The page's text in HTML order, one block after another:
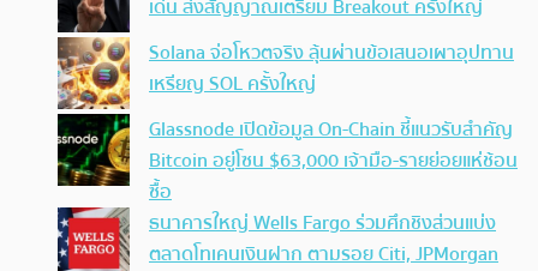
เด่น ส่งสัญญาณเตรียม Breakout ครั้งใหญ่
Solana จ่อโหวตจริง ลุ้นผ่านข้อเสนอเผาอุปทาน
เหรียญ SOL ครั้งใหญ่
Glassnode เปิดข้อมูล On-Chain ชี้แนวรับสำคัญ
Bitcoin อยู่โซน $63,000 เจ้ามือ-รายย่อยแห่ช้อน
ซื้อ
ธนาคารใหญ่ Wells Fargo ร่วมศึกชิงส่วนแบ่ง
ตลาดโทเคนเงินฝาก ตามรอย Citi, JPMorgan